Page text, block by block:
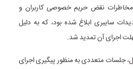
نقض حریم خصوصی کاربران و
سایبری ابلاغ شده بود، که به دلیل
اجرای آن تمدید شد.
جلسات متعددی به منظور پیگیری اجرای